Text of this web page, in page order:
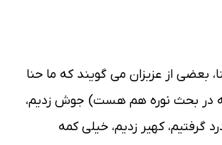
بعضي از عزيزان مي گويند كه ما حنا
در بحث نوره هم هست) جوش زديم،
گرفتيم، كهير زديم، خيلي كمه